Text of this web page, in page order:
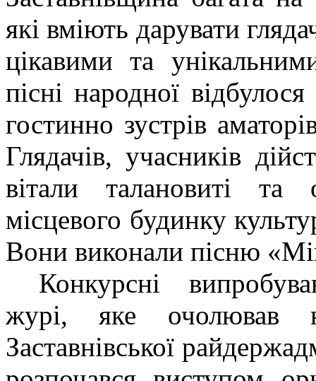
які вміють дарувати
цікавими та
пісні народної
гостинно зустрів
Глядачів, учасників
вітали талановиті та
місцевого будинку
Вони виконали пісню
Конкурсні
журі, яке очолював
Заставнівської